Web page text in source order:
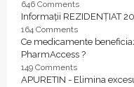
646 Comments
Informații REZIDENȚIAT
164 Comments
Ce medicamente
PharmAccess ?
149 Comments
APURETIN - Elimina